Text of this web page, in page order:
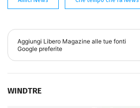
Aggiungi Libero Magazine alle tue fonti
Google preferite
WINDTRE